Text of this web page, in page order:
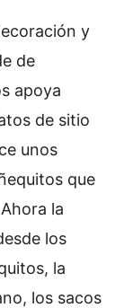
y
de
apoya
de sitio
unos
que
la
los
la
los sacos